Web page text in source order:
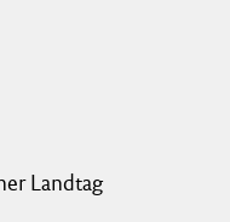
Landtag